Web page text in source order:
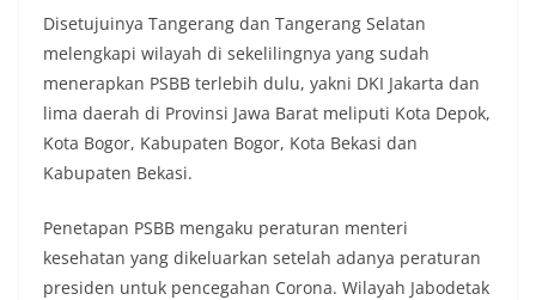
Disetujuinya Tangerang dan Tangerang Selatan
melengkapi wilayah di sekelilingnya yang sudah
menerapkan PSBB terlebih dulu, yakni DKI Jakarta dan
lima daerah di Provinsi Jawa Barat meliputi Kota Depok,
Kota Bogor, Kabupaten Bogor, Kota Bekasi dan
Kabupaten Bekasi.
Penetapan PSBB mengaku peraturan menteri
kesehatan yang dikeluarkan setelah adanya peraturan
presiden untuk pencegahan Corona. Wilayah Jabodetak